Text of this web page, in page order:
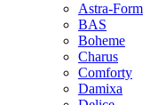
Astra-Form
BAS
Boheme
Charus
Comforty
Damixa